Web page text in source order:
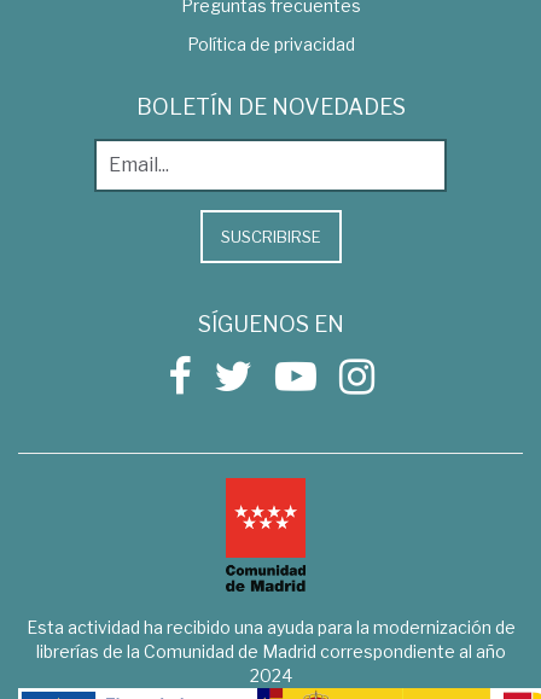
Preguntas frecuentes
Política de privacidad
BOLETÍN DE NOVEDADES
SUSCRIBIRSE
SÍGUENOS EN
Esta actividad ha recibido una ayuda para la modernización de
librerías de la Comunidad de Madrid correspondiente al año
2024